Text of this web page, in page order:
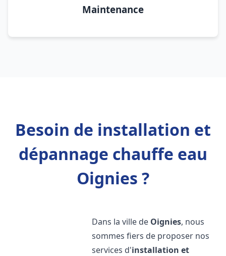
Maintenance
Besoin de installation et
dépannage chauffe eau
Oignies ?
Dans la ville de Oignies, nous
sommes fiers de proposer nos
services d'installation et